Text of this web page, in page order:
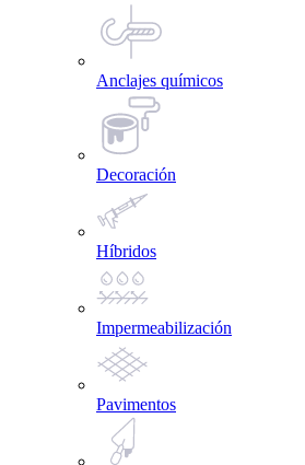
Anclajes químicos
Decoración
Híbridos
Impermeabilización
Pavimentos